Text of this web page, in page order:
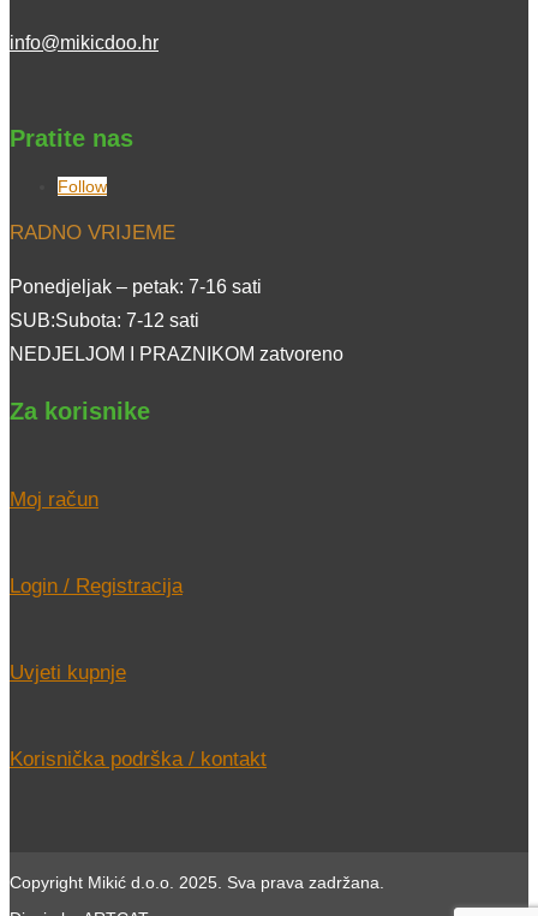
info@mikicdoo.hr
Pratite nas
Follow
RADNO VRIJEME
Ponedjeljak – petak: 7-16 sati
SUB:Subota: 7-12 sati
NEDJELJOM I PRAZNIKOM zatvoreno
Za korisnike
Moj račun
Login / Registracija
Uvjeti kupnje
Korisnička podrška / kontakt
Copyright Mikić d.o.o. 2025. Sva prava zadržana.